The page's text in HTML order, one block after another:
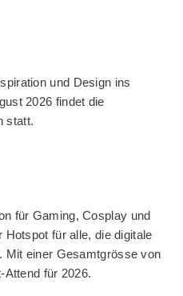
und Design ins
2026 findet die
statt.
für Gaming, Cosplay und
für alle, die digitale
Mit einer Gesamtgrösse von
Attend für 2026.